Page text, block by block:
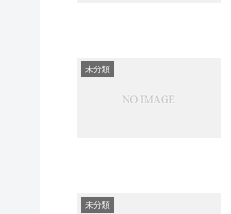
未分類
未分類